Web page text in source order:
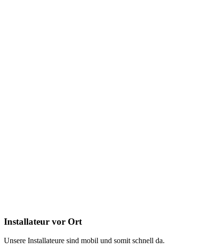
Installateur vor Ort
Unsere Installateure sind mobil und somit schnell da.